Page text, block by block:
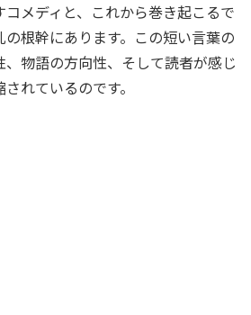
メディと、これから巻き起こるで
根幹にあります。この短い言葉の
物語の方向性、そして読者が感じ
れているのです。